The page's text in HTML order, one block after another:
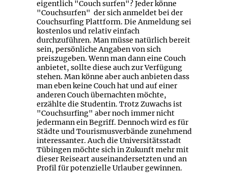
eigentlich "Couch surfen"? Jeder könne
"Couchsurfen" der sich anmeldet bei der
Couchsurfing Plattform. Die Anmeldung sei
kostenlos und relativ einfach
durchzuführen. Man müsse natürlich bereit
sein, persönliche Angaben von sich
preiszugeben. Wenn man dann eine Couch
anbietet, sollte diese auch zur Verfügung
stehen. Man könne aber auch anbieten dass
man eben keine Couch hat und auf einer
anderen Couch übernachten möchte,
erzählte die Studentin. Trotz Zuwachs ist
"Couchsurfing" aber noch immer nicht
jedermann ein Begriff. Dennoch wird es für
Städte und Tourismusverbände zunehmend
interessanter. Auch die Universitätsstadt
Tübingen möchte sich in Zukunft mehr mit
dieser Reiseart auseinandersetzten und an
Profil für potenzielle Urlauber gewinnen.